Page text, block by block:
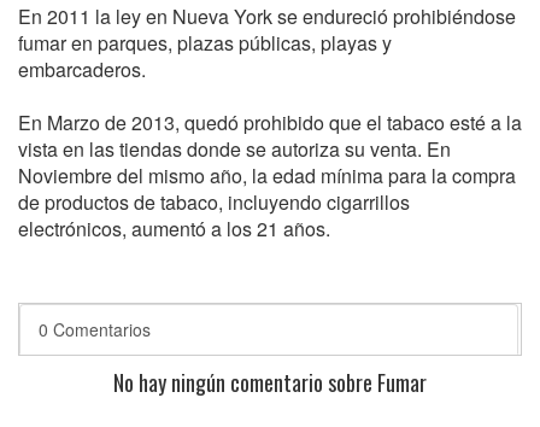
En 2011 la ley en Nueva York se endureció prohibiéndose
fumar en parques, plazas públicas, playas y
embarcaderos.
En Marzo de 2013, quedó prohibido que el tabaco esté a la
vista en las tiendas donde se autoriza su venta. En
Noviembre del mismo año, la edad mínima para la compra
de productos de tabaco, incluyendo cigarrillos
electrónicos, aumentó a los 21 años.
0 Comentarios
No hay ningún comentario sobre Fumar